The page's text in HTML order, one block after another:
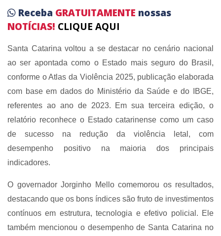
Receba GRATUITAMENTE nossas
NOTÍCIAS! CLIQUE AQUI
Santa Catarina voltou a se destacar no cenário nacional
ao ser apontada como o Estado mais seguro do Brasil,
conforme o Atlas da Violência 2025, publicação elaborada
com base em dados do Ministério da Saúde e do IBGE,
referentes ao ano de 2023. Em sua terceira edição, o
relatório reconhece o Estado catarinense como um caso
de sucesso na redução da violência letal, com
desempenho positivo na maioria dos principais
indicadores.
O governador Jorginho Mello comemorou os resultados,
destacando que os bons índices são fruto de investimentos
contínuos em estrutura, tecnologia e efetivo policial. Ele
também mencionou o desempenho de Santa Catarina no